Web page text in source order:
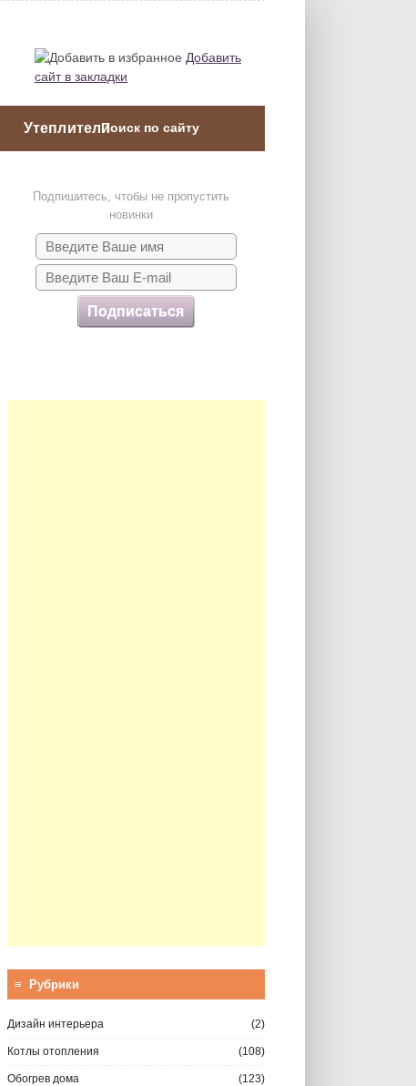
Добавить
сайт в закладки
Утеплители
Подпишитесь, чтобы не пропустить
новинки
Подписаться
≡ Рубрики
Дизайн интерьера (2)
Котлы отопления (108)
Обогрев дома (123)